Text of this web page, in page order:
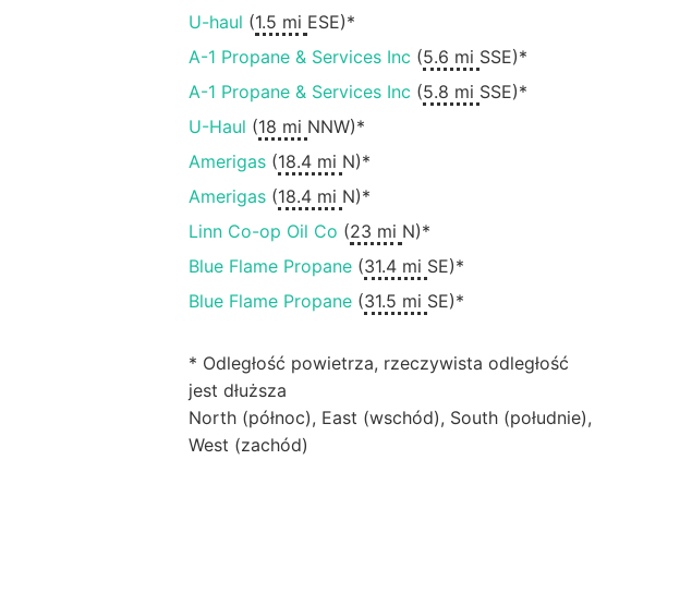
U-haul (1.5 mi ESE)*
A-1 Propane & Services Inc (5.6 mi SSE)*
A-1 Propane & Services Inc (5.8 mi SSE)*
U-Haul (18 mi NNW)*
Amerigas(18.4 mi N)*
Amerigas(18.4 mi N)*
Linn Co-op Oil Co (23 mi N)*
Blue Flame Propane(31.4 mi SE)*
Blue Flame Propane(31.5 mi SE)*
* Odległość powietrza, rzeczywista odległość
jest dłuższa
North (północ), East (wschód), South (południe),
West (zachód)